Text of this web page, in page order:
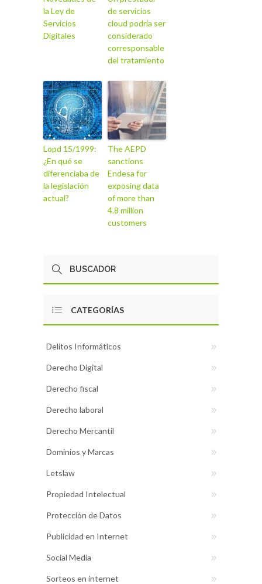
la Ley de
Servicios
Digitales
de servicios
cloud podría ser
considerado
corresponsable
del tratamiento
Lopd 15/1999:
¿En qué se
diferenciaba de
la legislación
actual?
The AEPD
sanctions
Endesa for
exposing data
of more than
4.8 million
customers
CATEGORÍAS
Delitos Informáticos
Derecho Digital
Derecho fiscal
Derecho laboral
Derecho Mercantil
Dominios y Marcas
Letslaw
Propiedad Intelectual
Protección de Datos
Publicidad en Internet
Social Media
Sorteos en internet